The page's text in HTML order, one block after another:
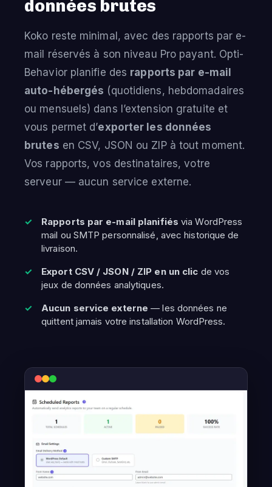
données brutes
Koko reste minimal, avec des rapports par e-
mail réservés à son niveau Pro payant. Opti-
Behavior planifie des rapports par e-mail
auto-hébergés (quotidiens, hebdomadaires
ou mensuels) dans l’extension gratuite et
vous permet d’exporter les données
brutes en CSV, JSON ou ZIP à tout moment.
Vos rapports, vos destinataires, votre
serveur — aucun service externe.
Rapports par e-mail planifiés via WordPress
mail ou SMTP personnalisé, avec historique de
livraison.
Export CSV / JSON / ZIP en un clic de vos
jeux de données analytiques.
Aucun service externe — les données ne
quittent jamais votre installation WordPress.